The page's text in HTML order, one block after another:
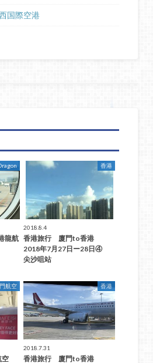
国際空港
龍航
香港
2018.8.4
香港旅行 廈門to香港
2018年7月27日ー28日④
尖沙咀站
航空
空
香港
2018.7.31
香港旅行 廈門to香港